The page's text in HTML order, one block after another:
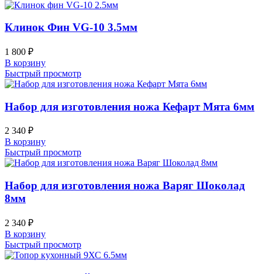
Клинок Фин VG-10 3.5мм
1 800 ₽
В корзину
Быстрый просмотр
Набор для изготовления ножа Кефарт Мята 6мм
2 340 ₽
В корзину
Быстрый просмотр
Набор для изготовления ножа Варяг Шоколад
8мм
2 340 ₽
В корзину
Быстрый просмотр